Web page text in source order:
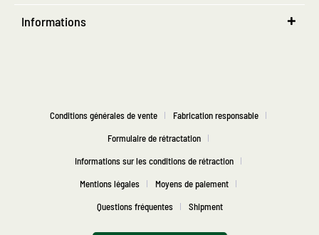
Informations
Conditions générales de vente
Fabrication responsable
Formulaire de rétractation
Informations sur les conditions de rétraction
Mentions légales
Moyens de paiement
Questions fréquentes
Shipment